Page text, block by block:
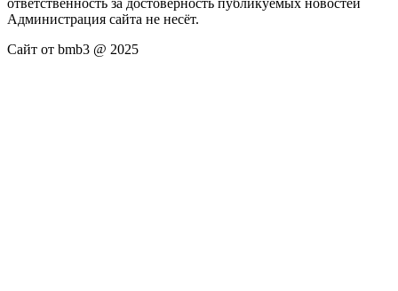
Администрация сайта не несёт.
Сайт от bmb3 @ 2025